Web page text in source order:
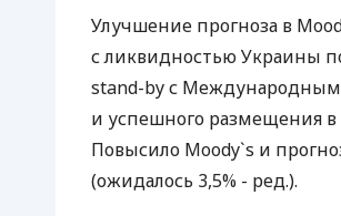
Улучшение прогноза в
с ликвидностью Украины
stand-by с
и успешного размещения в
Повысило Moody`s и
(ожидалось 3,5% - ред.).